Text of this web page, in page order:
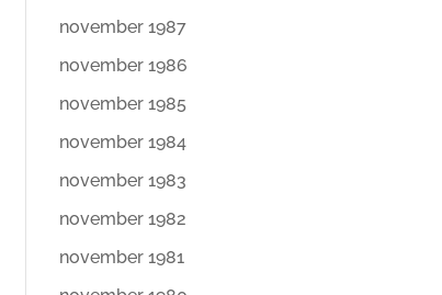
november 1987
november 1986
november 1985
november 1984
november 1983
november 1982
november 1981